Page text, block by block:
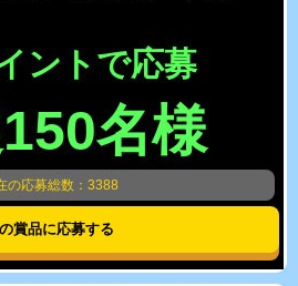
ントで応募
名様
の応募総数：3388
賞品に応募する